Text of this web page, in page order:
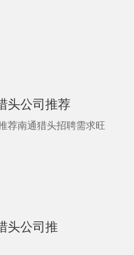
头公司推荐
荐南通猎头招聘需求旺
头公司推